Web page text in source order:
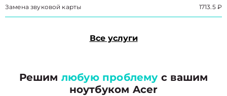
Замена звуковой карты 1713.5 ₽
Все услуги
Решим любую проблему с вашим
ноутбуком Acer